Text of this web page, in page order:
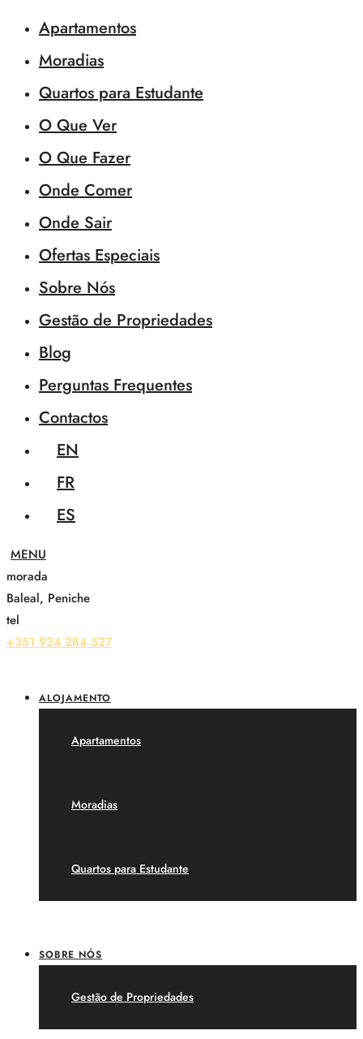
Apartamentos
Moradias
Quartos para Estudante
O Que Ver
O Que Fazer
Onde Comer
Onde Sair
Ofertas Especiais
Sobre Nós
Gestão de Propriedades
Blog
Perguntas Frequentes
Contactos
EN
FR
ES
morada
Baleal, Peniche
tel
+351 924 284 527
ALOJAMENTO
Apartamentos
Moradias
Quartos para Estudante
SOBRE NÓS
Gestão de Propriedades